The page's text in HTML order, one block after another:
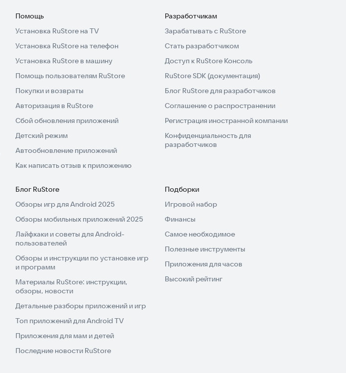
Помощь
Установка RuStore на TV
Установка RuStore на телефон
Установка RuStore в машину
Помощь пользователям RuStore
Покупки и возвраты
Авторизация в RuStore
Сбой обновления приложений
Детский режим
Автообновление приложений
Как написать отзыв к приложению
Разработчикам
Зарабатывать с RuStore
Стать разработчиком
Доступ к RuStore Консоль
RuStore SDK (документация)
Блог RuStore для разработчиков
Соглашение о распространении
Регистрация иностранной компании
Конфиденциальность для
разработчиков
Блог RuStore
Обзоры игр для Android 2025
Обзоры мобильных приложений 2025
Лайфхаки и советы для Android-
пользователей
Обзоры и инструкции по установке игр
и программ
Материалы RuStore: инструкции,
обзоры, новости
Детальные разборы приложений и игр
Топ приложений для Android TV
Приложения для мам и детей
Последние новости RuStore
Подборки
Игровой набор
Финансы
Самое необходимое
Полезные инструменты
Приложения для часов
Высокий рейтинг